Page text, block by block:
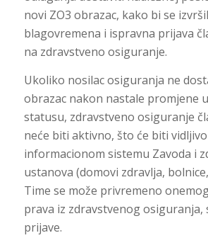
novi ZO3 obrazac, kako bi se
blagovremena i ispravna prijava
na zdravstveno osiguranje.
Ukoliko nosilac osiguranja ne
obrazac nakon nastale promjene
statusu, zdravstveno osiguranje
neće biti aktivno, što će biti
informacionom sistemu Zavoda i
ustanova (domovi zdravlja,
Time se može privremeno
prava iz zdravstvenog osiguranja,
prijave.